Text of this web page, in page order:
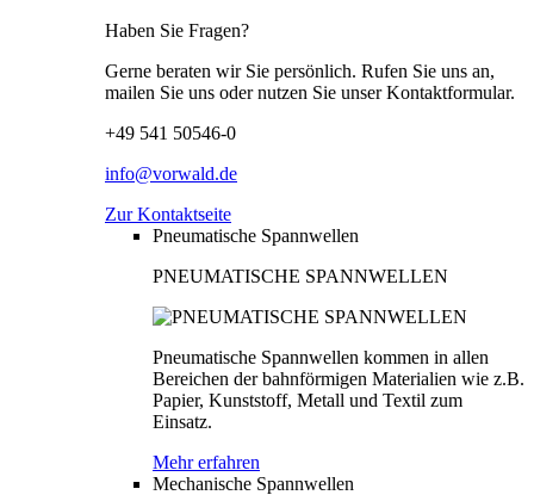
Haben Sie Fragen?
Gerne beraten wir Sie persönlich. Rufen Sie uns an,
mailen Sie uns oder nutzen Sie unser Kontaktformular.
+49 541 50546-0
info@vorwald.de
Zur Kontaktseite
Pneumatische Spannwellen
PNEUMATISCHE SPANNWELLEN
Pneumatische Spannwellen kommen in allen
Bereichen der bahnförmigen Materialien wie z.B.
Papier, Kunststoff, Metall und Textil zum
Einsatz.
Mehr erfahren
Mechanische Spannwellen